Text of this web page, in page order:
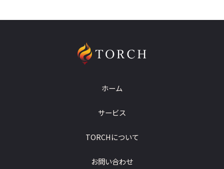
ホーム
サービス
TORCHについて
お問い合わせ